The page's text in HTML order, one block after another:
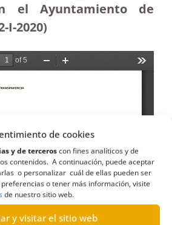
de cookies
y de terceroscon fines analíticos y de
contenidos. A continuación, puede aceptar
o personalizar cuál de ellas pueden ser
o tener más información, visite
de nuestro sitio web.
y visitar el sitio web
el Ayuntamiento de
I-2020)